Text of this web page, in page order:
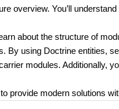
overview. You’ll
about the structure of
By using Doctrine entities,
modules. Additionally,
provide modern solutions